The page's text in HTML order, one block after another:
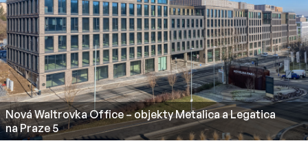
Nová Waltrovka Office – objekty Metalica a Legatica
na Praze 5